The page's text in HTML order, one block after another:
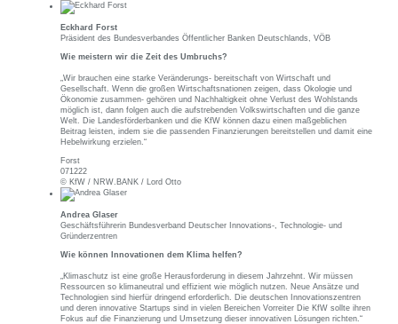
Eckhard Forst
Präsident des Bundesverbandes Öffentlicher Banken Deutschlands, VÖB
Wie meistern wir die Zeit des Umbruchs?
„Wir brauchen eine starke Veränderungs- bereitschaft von Wirtschaft und
Gesellschaft. Wenn die großen Wirtschaftsnationen zeigen, dass Okologie und
Ökonomie zusammen- gehören und Nachhaltigkeit ohne Verlust des Wohlstands
möglich ist, dann folgen auch die aufstrebenden Volkswirtschaften und die ganze
Welt. Die Landesförderbanken und die KfW können dazu einen maßgeblichen
Beitrag leisten, indem sie die passenden Finanzierungen bereitstellen und damit eine
Hebelwirkung erzielen.“
Forst
071222
© KfW / NRW.BANK / Lord Otto
Andrea Glaser
Geschäftsführerin Bundesverband Deutscher Innovations-, Technologie- und
Gründerzentren
Wie können Innovationen dem Klima helfen?
„Klimaschutz ist eine große Herausforderung in diesem Jahrzehnt. Wir müssen
Ressourcen so klimaneutral und effizient wie möglich nutzen. Neue Ansätze und
Technologien sind hierfür dringend erforderlich. Die deutschen Innovationszentren
und deren innovative Startups sind in vielen Bereichen Vorreiter Die KfW sollte ihren
Fokus auf die Finanzierung und Umsetzung dieser innovativen Lösungen richten.“